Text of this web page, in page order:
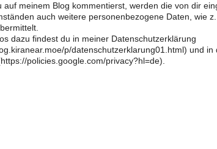
auf meinem Blog kommentierst, werden die von dir
auch weitere personenbezogene Daten, wie
dazu findest du in meiner Datenschutzerklärung
p/datenschutzerklarung01.html) und
policies.google.com/privacy?hl=de).